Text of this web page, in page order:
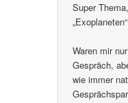
Super
Waren mir
Gespräch,
wie immer